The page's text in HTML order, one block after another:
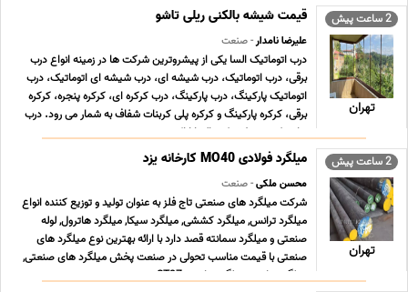
2 ساعت پیش
تهران
قیمت شیشه بالکنی ریلی تاشو
علیرضا نامدار- صنعت
درب اتوماتیک السا یکی از پیشروترین شرکت ها در زمینه انواع درب
برقی، درب اتوماتیک، درب شیشه ای، درب شیشه ای اتوماتیک، درب
اتوماتیک پارکینگ، درب پارکینگ، درب کرکره ای، کرکره پنجره، کرکره
برقی، کرکره پارکینگ و کرکره پلی کربنات شفاف به شمار می رود. درب
هایی که توسط شرکت السا ارائه می ... ...
2 ساعت پیش
تهران
میلگرد فولادی MO40 کارخانه یزد
محسن ملکی- صنعت
شرکت میلگرد های صنعتی تاج فلز به عنوان تولید و توزیع کننده انواع
میلگرد ترانس, میلگرد کششی, میلگرد سیکا, میلگرد هاترول, لوله
صنعتی و میلگرد سمانته قصد دارد با ارائه بهترین نوع میلگرد های
صنعتی با قیمت مناسب تحولی در صنعت پخش میلگرد های صنعتی,
میلگرد ترانس, میلگرد ترانسی ST37 , می ... ...